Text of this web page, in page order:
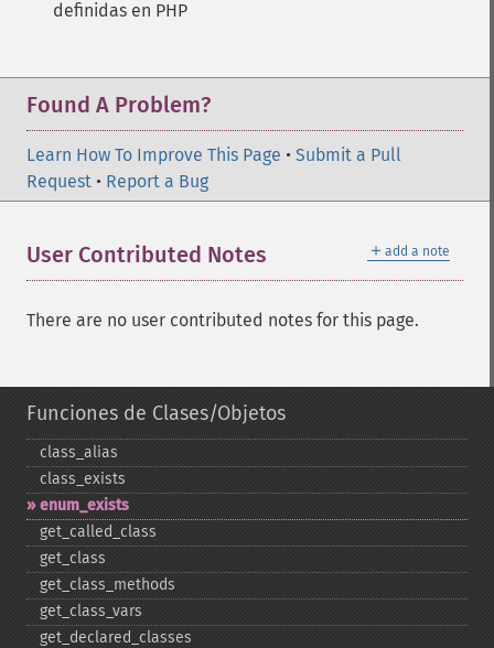
definidas en PHP
Found A Problem?
Learn How To Improve This Page • Submit a Pull
Request • Report a Bug
＋ add a note
User Contributed Notes
There are no user contributed notes for this page.
Funciones de Clases/Objetos
class_​alias
class_​exists
enum_​exists
get_​called_​class
get_​class
get_​class_​methods
get_​class_​vars
get_​declared_​classes